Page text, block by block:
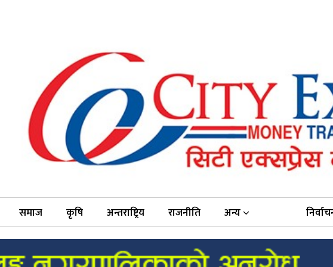
समाज कृषि अन्तराष्ट्रिय राजनीति अन्य